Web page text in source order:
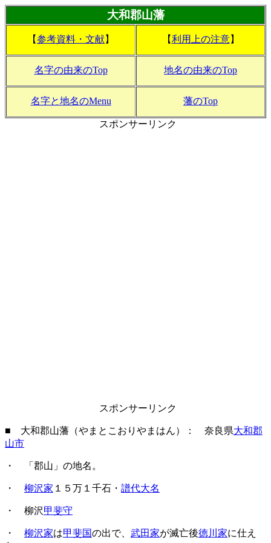
大和郡山藩
【参考資料・文献】 【利用上の注意】
名字の由来のTop 地名の由来のTop
名字と地名のMenu 藩のTop
スポンサーリンク
スポンサーリンク
■ 大和郡山藩（やまとこおりやまはん）： 奈良県大和郡
山市
・ 「郡山」の地名。
・ 柳沢家 １５万１千石・ 譜代大名
・ 柳沢甲斐守
・ 柳沢家は甲斐国の出で、 武田家が滅亡後徳川家に仕え